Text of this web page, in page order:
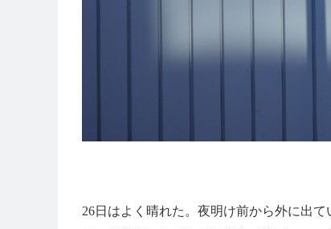
26日はよく晴れた。夜明け前から外に出